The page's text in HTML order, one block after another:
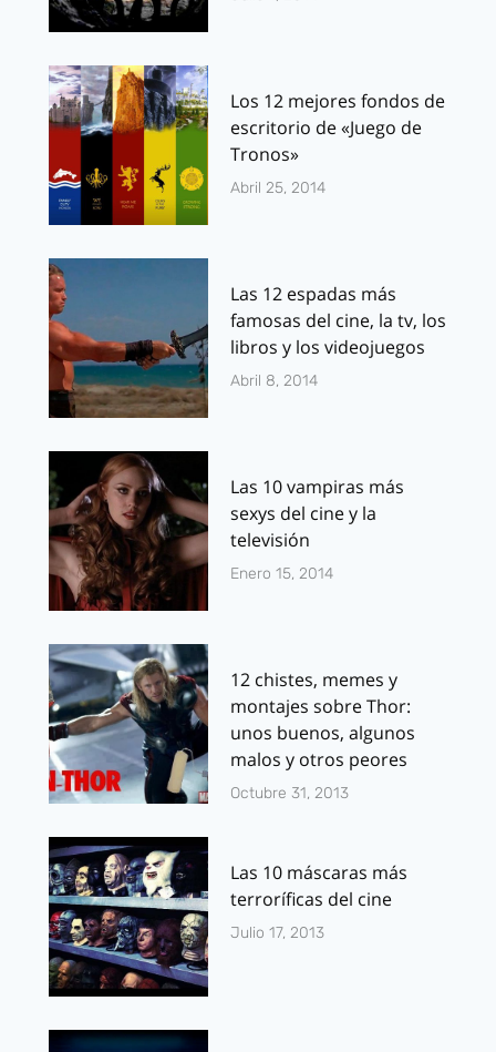
Los 12 mejores fondos de
escritorio de «Juego de
Tronos»
Abril 25, 2014
Las 12 espadas más
famosas del cine, la tv, los
libros y los videojuegos
Abril 8, 2014
Las 10 vampiras más
sexys del cine y la
televisión
Enero 15, 2014
12 chistes, memes y
montajes sobre Thor:
unos buenos, algunos
malos y otros peores
Octubre 31, 2013
Las 10 máscaras más
terroríficas del cine
Julio 17, 2013